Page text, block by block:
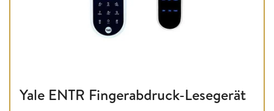
Yale ENTR Fingerabdruck-Lesegerät